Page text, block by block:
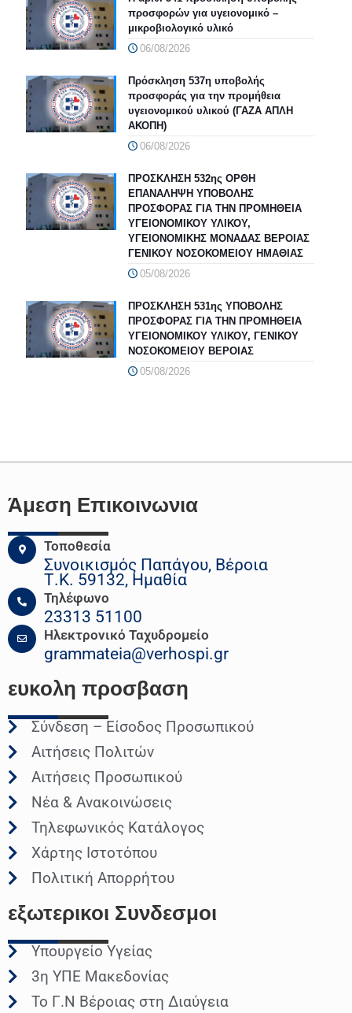
προσφορών για υγειονομικό –
μικροβιολογικό υλικό
06/08/2026
Πρόσκληση 537η υποβολής
προσφοράς για την προμήθεια
υγειονομικού υλικού (ΓΑΖΑ ΑΠΛΗ
ΑΚΟΠΗ)
06/08/2026
ΠΡΟΣΚΛΗΣΗ 532ης ΟΡΘΗ
ΕΠΑΝΑΛΗΨΗ ΥΠΟΒΟΛΗΣ
ΠΡΟΣΦΟΡΑΣ ΓΙΑ ΤΗΝ ΠΡΟΜΗΘΕΙΑ
ΥΓΕΙΟΝΟΜΙΚΟΥ ΥΛΙΚΟΥ,
ΥΓΕΙΟΝΟΜΙΚΗΣ ΜΟΝΑΔΑΣ ΒΕΡΟΙΑΣ
ΓΕΝΙΚΟΥ ΝΟΣΟΚΟΜΕΙΟΥ ΗΜΑΘΙΑΣ
05/08/2026
ΠΡΟΣΚΛΗΣΗ 531ης ΥΠΟΒΟΛΗΣ
ΠΡΟΣΦΟΡΑΣ ΓΙΑ ΤΗΝ ΠΡΟΜΗΘΕΙΑ
ΥΓΕΙΟΝΟΜΙΚΟΥ ΥΛΙΚΟΥ, ΓΕΝΙΚΟΥ
ΝΟΣΟΚΟΜΕΙΟΥ ΒΕΡΟΙΑΣ
05/08/2026
Άμεση Επικοινωνια
Τοποθεσία
Συνοικισμός Παπάγου, Βέροια
Τ.Κ. 59132, Ημαθία
Τηλέφωνο
23313 51100
Ηλεκτρονικό Ταχυδρομείο
grammateia@verhospi.gr
ευκολη προσβαση
Σύνδεση – Είσοδος Προσωπικού
Αιτήσεις Πολιτών
Αιτήσεις Προσωπικού
Νέα & Ανακοινώσεις
Τηλεφωνικός Κατάλογος
Χάρτης Ιστοτόπου
Πολιτική Απορρήτου
εξωτερικοι Συνδεσμοι
Υπουργείο Υγείας
3η ΥΠΕ Μακεδονίας
Το Γ.Ν Βέροιας στη Διαύγεια